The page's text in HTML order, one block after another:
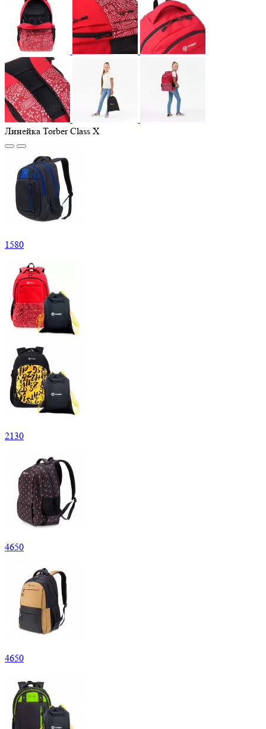
Линейка Torber Class X
1580
2130
4650
4650